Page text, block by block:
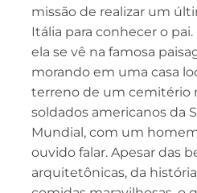
missão de realizar um
Itália para conhecer o
ela se vê na famosa
morando em uma casa
terreno de um cemitério
soldados americanos da
Mundial, com um
ouvido falar. Apesar das
arquitetônicas, da